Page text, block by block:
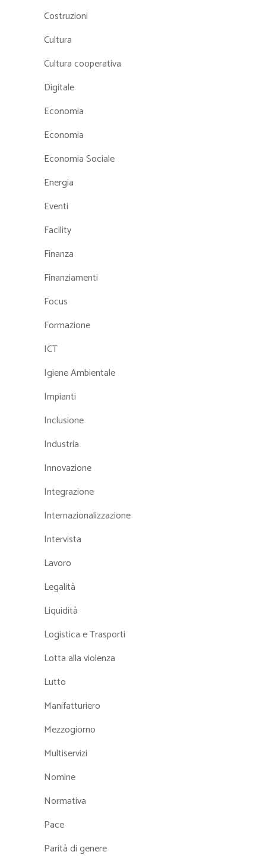
Costruzioni
Cultura
Cultura cooperativa
Digitale
Economia
Economia
Economia Sociale
Energia
Eventi
Facility
Finanza
Finanziamenti
Focus
Formazione
ICT
Igiene Ambientale
Impianti
Inclusione
Industria
Innovazione
Integrazione
Internazionalizzazione
Intervista
Lavoro
Legalità
Liquidità
Logistica e Trasporti
Lotta alla violenza
Lutto
Manifatturiero
Mezzogiorno
Multiservizi
Nomine
Normativa
Pace
Parità di genere